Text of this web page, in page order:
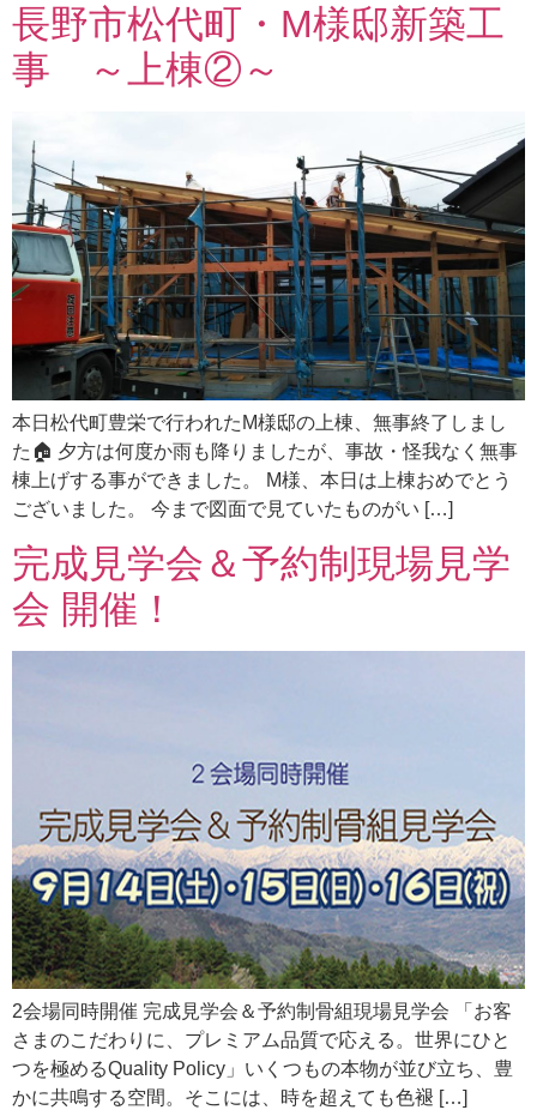
長野市松代町・M様邸新築工
事 ～上棟②～
本日松代町豊栄で行われたM様邸の上棟、無事終了しまし
た🏠 夕方は何度か雨も降りましたが、事故・怪我なく無事
棟上げする事ができました。 M様、本日は上棟おめでとう
ございました。 今まで図面で見ていたものがい […]
完成見学会＆予約制現場見学
会 開催！
2会場同時開催 完成見学会＆予約制骨組現場見学会 「お客
さまのこだわりに、プレミアム品質で応える。世界にひと
つを極めるQuality Policy」いくつもの本物が並び立ち、豊
かに共鳴する空間。そこには、時を超えても色褪 […]